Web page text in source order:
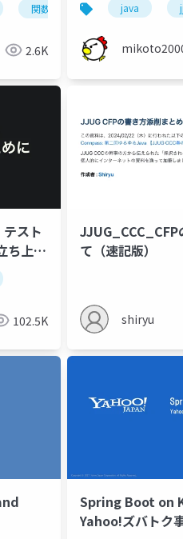
関数型プログラミング
2.6K
java
スト
ち上げ
102.5K
て（速記版）
shiryu
Spring Boot on
Yahoo!ズバトク